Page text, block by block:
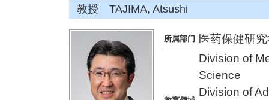
教授 TAJIMA, Atsushi
所属部门 医药保健研
Division of
Science
Division of